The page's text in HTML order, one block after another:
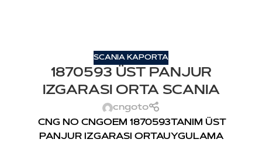
SCANIA KAPORTA
1870593 ÜST PANJUR
IZGARASI ORTA SCANIA
cngoto
CNG NO CNGOEM 1870593TANIM ÜST
PANJUR IZGARASI ORTAUYGULAMA